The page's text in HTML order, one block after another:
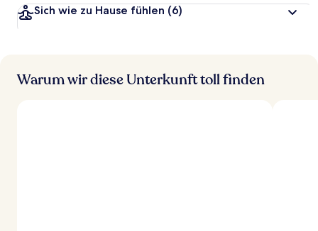
Sich wie zu Hause fühlen (6)
Warum wir diese Unterkunft toll finden